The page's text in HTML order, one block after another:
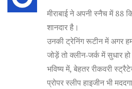
मीराबाई ने अपनी स्नैच में 88
शानदार है।
उनकी ट्रेनिंग रूटीन में अगर
जोड़ें तो क्लीन‑जर्क में सुधार
भविष्य में, बेहतर रीकवरी
प्रोपर स्लीप हाइजीन भी